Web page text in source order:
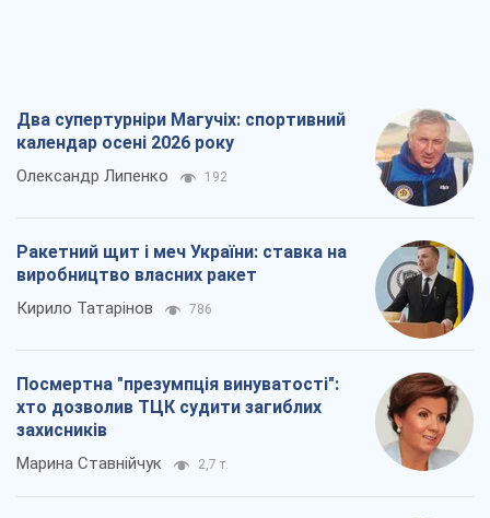
Два супертурніри Магучіх: спортивний
календар осені 2026 року
Олександр Липенко 192
Ракетний щит і меч України: ставка на
виробництво власних ракет
Кирило Татарінов 786
Посмертна "презумпція винуватості":
хто дозволив ТЦК судити загиблих
захисників
Марина Ставнійчук 2,7 т.